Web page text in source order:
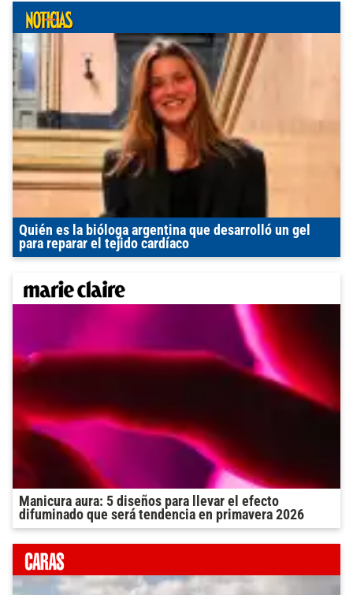
Quién es la bióloga argentina que desarrolló un gel
para reparar el tejido cardíaco
Manicura aura: 5 diseños para llevar el efecto
difuminado que será tendencia en primavera 2026